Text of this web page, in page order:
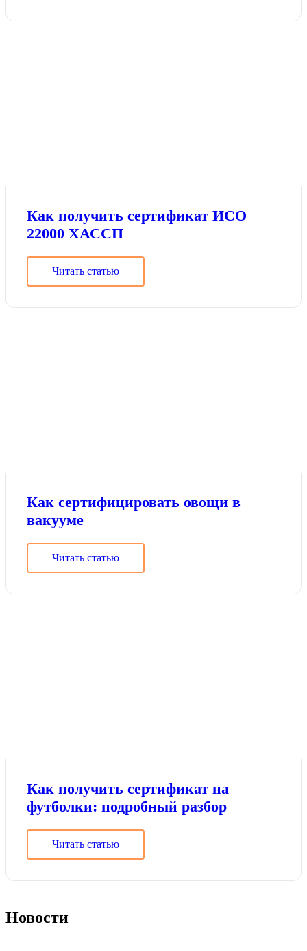
Как получить сертификат ИСО
22000 ХАССП
Читать статью
Как сертифицировать овощи в
вакууме
Читать статью
Как получить сертификат на
футболки: подробный разбор
Читать статью
Новости